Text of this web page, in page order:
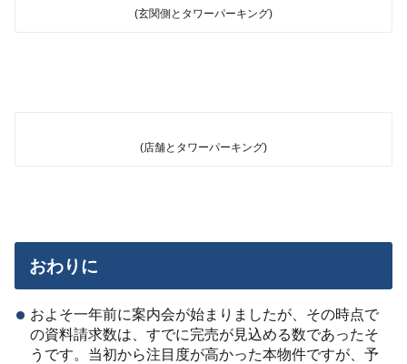
(玄関側とタワーパーキング)
(店舗とタワーパーキング)
おわりに
およそ一年前に案内会が始まりましたが、その時点で
の資料請求数は、すでに完売が見込める数であったそ
うです。当初から注目度が高かった本物件ですが、予